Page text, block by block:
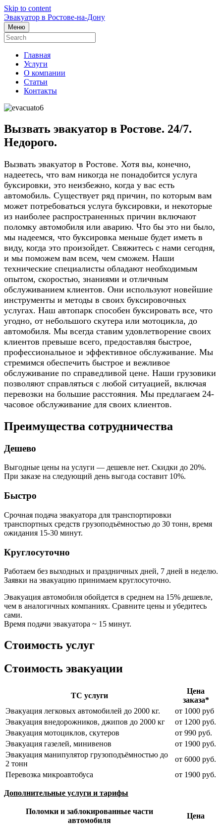
Skip to content
Эвакуатор в Ростове-на-Дону
Меню
Главная
Услуги
О компании
Статьи
Контакты
Вызвать эвакуатор в Ростове. 24/7.
Недорого.
Вызвать эвакуатор в Ростове. Хотя вы, конечно,
надеетесь, что вам никогда не понадобится услуга
буксировки, это неизбежно, когда у вас есть
автомобиль. Существует ряд причин, по которым вам
может потребоваться услуга буксировки, и некоторые
из наиболее распространенных причин включают
поломку автомобиля или аварию. Что бы это ни было,
мы надеемся, что буксировка меньше будет иметь в
виду, когда это произойдет. Свяжитесь с нами сегодня,
и мы поможем вам всем, чем сможем. Наши
технические специалисты обладают необходимым
опытом, скоростью, знаниями и отличным
обслуживанием клиентов. Они используют новейшие
инструменты и методы в своих буксировочных
услугах. Наш автопарк способен буксировать все, что
угодно, от небольшого скутера или мотоцикла, до
автомобиля. Мы всегда ставим удовлетворение своих
клиентов превыше всего, предоставляя быстрое,
профессиональное и эффективное обслуживание. Мы
стремимся обеспечить быстрое и вежливое
обслуживание по справедливой цене. Наши грузовики
позволяют справляться с любой ситуацией, включая
перевозки на большие расстояния. Мы предлагаем 24-
часовое обслуживание для своих клиентов.
Преимущества сотрудничества
Дешево
Выгодные цены на услуги — дешевле нет. Скидки до 20%.
При заказе на следующий день выгода составит 10%.
Быстро
Срочная подача эвакуатора для транспортировки
транспортных средств грузоподъёмностью до 30 тонн, время
ожидания 15-30 минут.
Круглосуточно
Работаем без выходных и праздничных дней, 7 дней в неделю.
Заявки на эвакуацию принимаем круглосуточно.
Эвакуация автомобиля обойдется в среднем на 15% дешевле,
чем в аналогичных компаниях. Сравните цены и убедитесь
сами.
Время подачи эвакуатора ~ 15 минут.
Стоимость услуг
Стоимость эвакуации
ТС услуги
Цена
заказа*
Эвакуация легковых автомобилей до 2000 кг.
от 1000 руб
Эвакуация внедорожников, джипов до 2000 кг
от 1200 руб.
Эвакуация мотоциклов, скутеров
от 990 руб.
Эвакуация газелей, минивенов
от 1900 руб.
Эвакуация манипулятор грузоподъёмностью до
2 тонн
от 6000 руб.
Перевозка микроавтобуса
от 1900 руб.
Дополнительные услуги и тарифы
Поломки и заблокированные части
автомобиля
Цена